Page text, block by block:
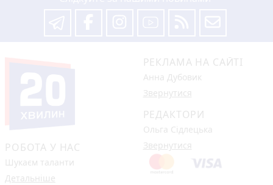
РОБОТА У НАС
Шукаєм таланти
Детальніше
РЕКЛАМА НА САЙТІ
Анна Дубовик
Звернутися
РЕДАКТОРИ
Ольга Сідлецька
Звернутися